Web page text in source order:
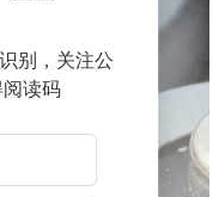
别，关注公
读码